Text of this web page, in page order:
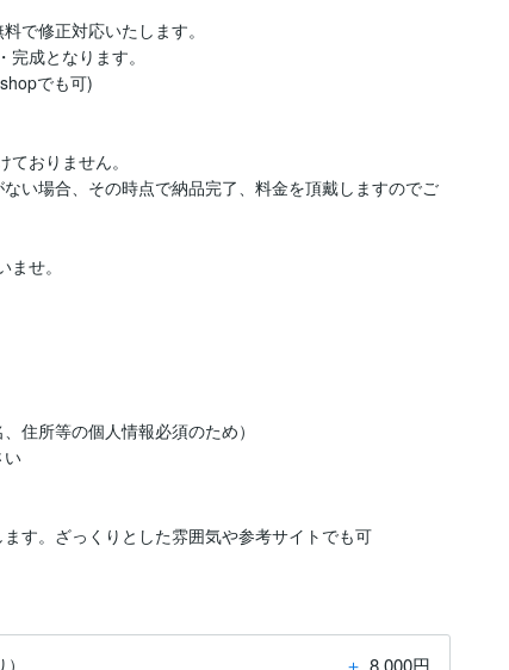
で修正対応いたします。
成となります。
でも可)
おりません。
い場合、その時点で納品完了、料金を頂戴しますのでご
せ。
住所等の個人情報必須のため）
い
す。ざっくりとした雰囲気や参考サイトでも可
＋ 8,000円